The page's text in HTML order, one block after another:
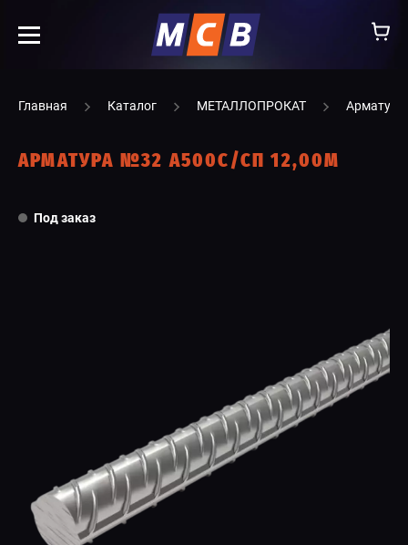
КОНТАКТЫ
СПЕЦПРЕДЛОЖЕНИЕ
Главная Каталог МЕТАЛЛОПРОКАТ Арматура
АРМАТУРА №32 А500С/СП 12,00М
Под заказ